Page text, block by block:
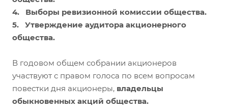
4. Выборы ревизионной комиссии общества.
5. Утверждение аудитора акционерного
общества.
В годовом общем собрании акционеров
участвуют с правом голоса по всем вопросам
повестки дня акционеры, владельцы
обыкновенных акций общества.